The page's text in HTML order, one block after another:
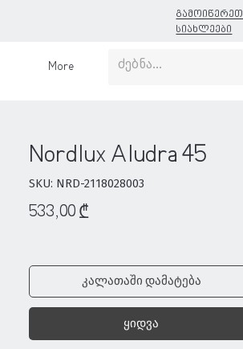
გამოიწერეთ
სიახლეები
More
Nordlux Aludra 45
SKU: NRD-2118028003
533,00 ₾Price
კალათაში დამატება
ყიდვა